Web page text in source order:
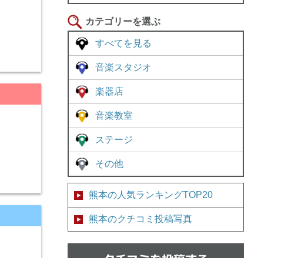
カテゴリーを選ぶ
すべてを見る
音楽スタジオ
楽器店
音楽教室
ステージ
その他
熊本の人気ランキングTOP20
熊本のクチコミ投稿写真